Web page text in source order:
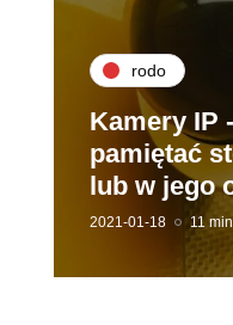
rodo
Kamery IP
pamiętać
lub w jego
2021-01-18 11